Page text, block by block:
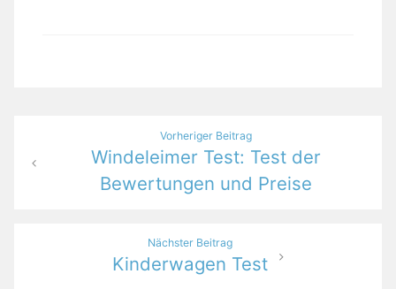
Beitragsnavigation
Vorheriger Beitrag
Windeleimer Test: Test der
Bewertungen und Preise
Nächster Beitrag
Kinderwagen Test